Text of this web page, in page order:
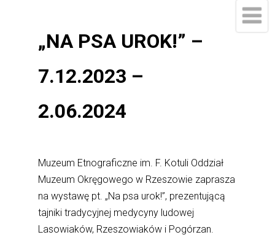
„NA PSA UROK!” –
7.12.2023 –
2.06.2024
Muzeum Etnograficzne im. F. Kotuli Oddział
Muzeum Okręgowego w Rzeszowie zaprasza
na wystawę pt. „Na psa urok!”, prezentującą
tajniki tradycyjnej medycyny ludowej
Lasowiaków, Rzeszowiaków i Pogórzan.